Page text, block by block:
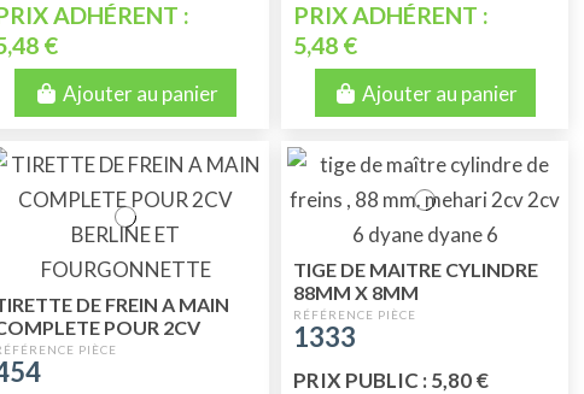
ADHÉRENT :
€
Ajouter au panier
PRIX ADHÉRENT :
5,48 €
Ajouter au panier
DE FREIN A MAIN
POUR 2CV
ET
TIGE DE MAITRE CYLINDRE
88MM X 8MM
1333
PRIX PUBLIC : 5,80 €